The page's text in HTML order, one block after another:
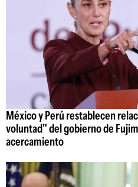
México y Perú restablecen
voluntad" del gobierno de
acercamiento